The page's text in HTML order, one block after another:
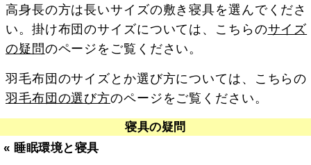
高身長の方は長いサイズの敷き寝具を選んでくださ
い。掛け布団のサイズについては、こちらのサイズ
の疑問のページをご覧ください。
羽毛布団のサイズとか選び方については、こちらの
羽毛布団の選び方のページをご覧ください。
寝具の疑問
« 睡眠環境と寝具